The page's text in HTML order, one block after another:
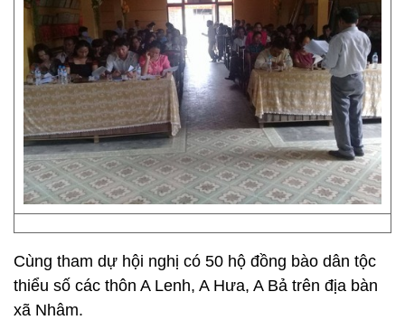
Cùng tham dự hội nghị có 50 hộ đồng bào dân tộc
thiểu số các thôn A Lenh, A Hưa, A Bả trên địa bàn
xã Nhâm.